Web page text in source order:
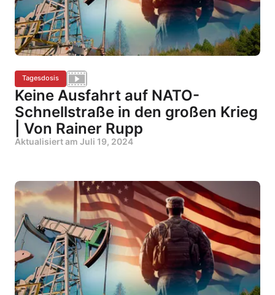
Tagesdosis
Keine Ausfahrt auf NATO-
Schnellstraße in den großen Krieg
| Von Rainer Rupp
Aktualisiert am Juli 19, 2024